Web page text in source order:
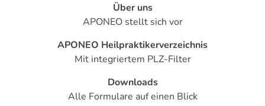
Über uns
APONEO stellt sich vor
APONEO Heilpraktikerverzeichnis
Mit integriertem PLZ-Filter
Downloads
Alle Formulare auf einen Blick